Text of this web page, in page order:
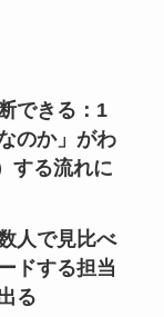
できる ：1
のか」がわ
する流れに
人で見比べ
ドする担当
る